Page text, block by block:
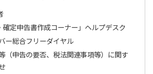
確定申告書作成コーナー」ヘルプデスク
ー総合フリーダイヤル
（申告の要否、税法関連事項等）に関す